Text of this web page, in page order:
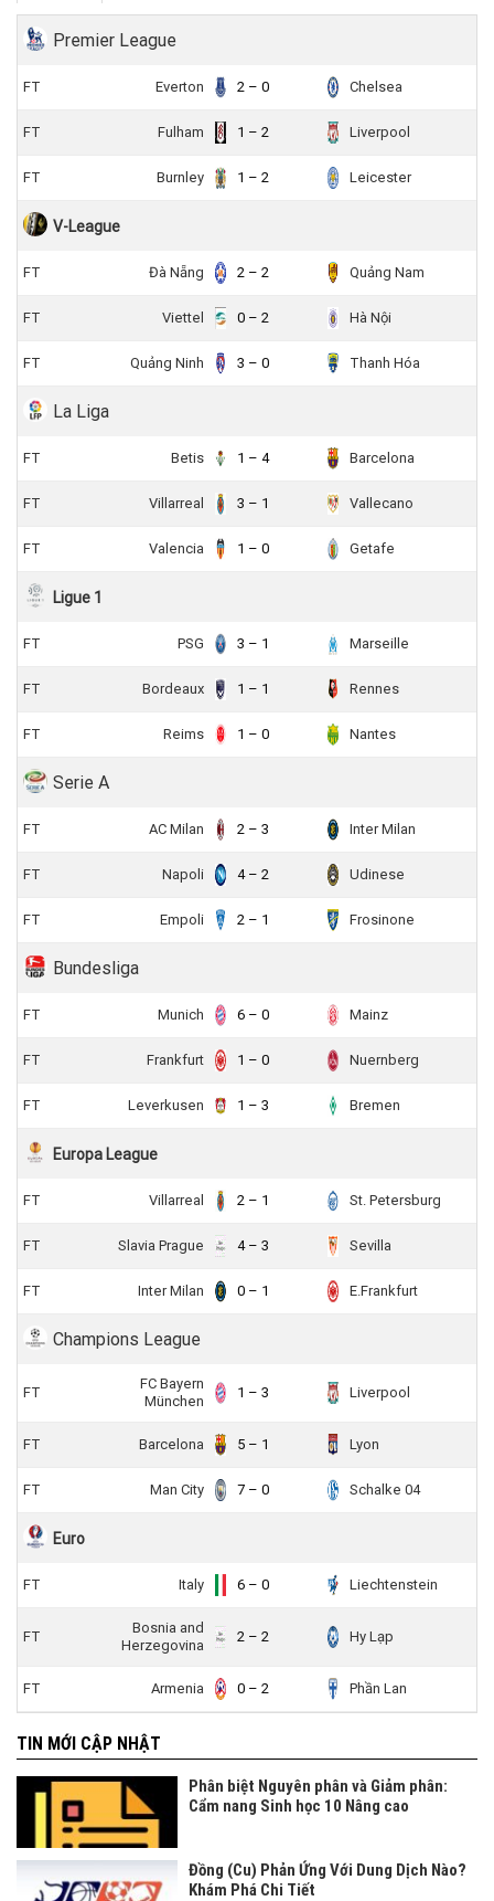
Premier League
FT Everton 2 – 0 Chelsea
FT Fulham 1 – 2 Liverpool
FT Burnley 1 – 2 Leicester
V-League
FT Đà Nẵng 2 – 2 Quảng Nam
FT Viettel 0 – 2 Hà Nội
FT Quảng Ninh 3 – 0 Thanh Hóa
La Liga
FT Betis 1 – 4 Barcelona
FT Villarreal 3 – 1 Vallecano
FT Valencia 1 – 0 Getafe
Ligue 1
FT PSG 3 – 1 Marseille
FT Bordeaux 1 – 1 Rennes
FT Reims 1 – 0 Nantes
Serie A
FT AC Milan 2 – 3 Inter Milan
FT Napoli 4 – 2 Udinese
FT Empoli 2 – 1 Frosinone
Bundesliga
FT Munich 6 – 0 Mainz
FT Frankfurt 1 – 0 Nuernberg
FT Leverkusen 1 – 3 Bremen
Europa League
FT Villarreal 2 – 1 St. Petersburg
FT Slavia Prague 4 – 3 Sevilla
FT Inter Milan 0 – 1 E.Frankfurt
Champions League
FT
FC Bayern
München
1 – 3 Liverpool
FT Barcelona 5 – 1 Lyon
FT Man City 7 – 0 Schalke 04
Euro
FT Italy 6 – 0 Liechtenstein
FT
Bosnia and
Herzegovina
2 – 2 Hy Lạp
FT Armenia 0 – 2 Phần Lan
TIN MỚI CẬP NHẬT
Phân biệt Nguyên phân và Giảm phân:
Cẩm nang Sinh học 10 Nâng cao
Đồng (Cu) Phản Ứng Với Dung Dịch Nào?
Khám Phá Chi Tiết